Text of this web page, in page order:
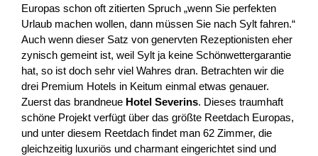
Europas schon oft zitierten Spruch „wenn Sie perfekten
Urlaub machen wollen, dann müssen Sie nach Sylt fahren.“
Auch wenn dieser Satz von genervten Rezeptionisten eher
zynisch gemeint ist, weil Sylt ja keine Schönwettergarantie
hat, so ist doch sehr viel Wahres dran. Betrachten wir die
drei Premium Hotels in Keitum einmal etwas genauer.
Zuerst das brandneue Hotel Severins. Dieses traumhaft
schöne Projekt verfügt über das größte Reetdach Europas,
und unter diesem Reetdach findet man 62 Zimmer, die
gleichzeitig luxuriös und charmant eingerichtet sind und